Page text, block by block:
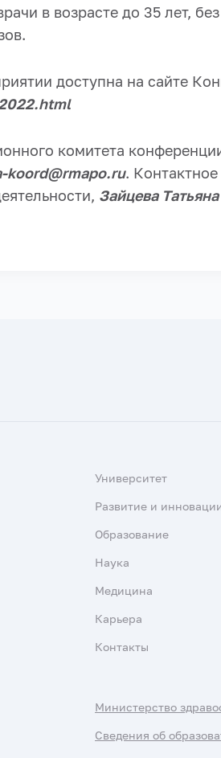
в возрасте до 35 лет,
доступна на сайте
комитета
koord@rmapo.ru.
Зайцева
Университет
Развитие и
Образование
Наука
Медицина
Карьера
Контакты
Министерство
Сведения об